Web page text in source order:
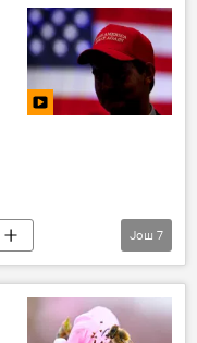
Украјина
Још 7